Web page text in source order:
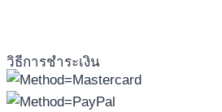
วิธีการชำระเงิน